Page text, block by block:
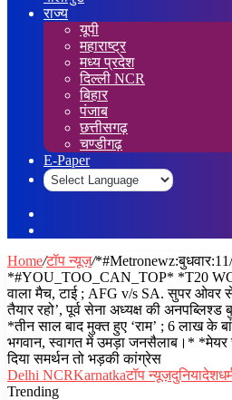
राज्य
यूपी
महाराष्ट्र
मध्य प्रदेश
दिल्ली NCR
बिहार
पंजाब
छत्तीसगढ़
चण्डीगढ़
E-Paper
Home/टॉप न्यूज़/
*#YOU_TOO_CAN_TOP* *T20
वाला मैच, टाई ; AFG v/s SA. सुपर
तैयार रहो’, पूर्व सेना अध्यक्ष की अनपब्लिश्ड
*तीन साल बाद मुक्त हुए ‘राम’ ; 6 लाख के
भगवान, स्वागत में उमड़ा जनसैलाब।* *मेयर
दिया समर्थन तो भड़की कांग्रेस
Delhi NCRKarnatkaटॉप न्यूज़दुनियादेश
Trending